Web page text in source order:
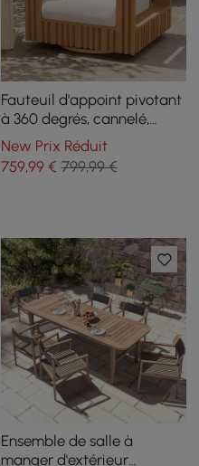
Fauteuil d'appoint pivotant
à 360 degrés, cannelé,
sculptural et moderne pour
l'extérieur, en naturel
New Prix Réduit
759,99€ 799,99 €
Ensemble de salle à
manger d'extérieur